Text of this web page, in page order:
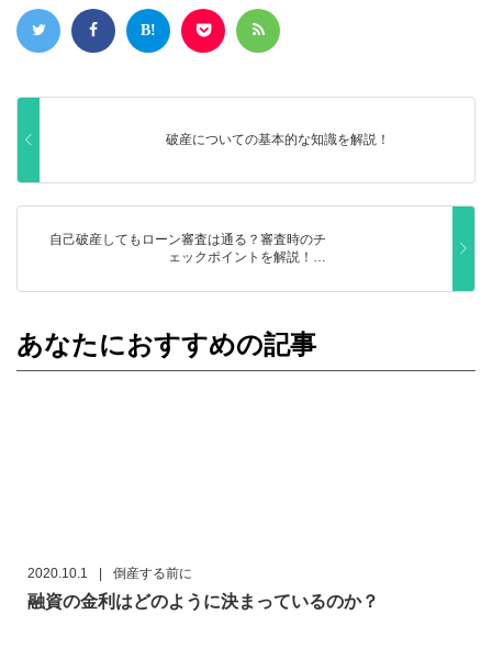
破産についての基本的な知識を解説！
自己破産してもローン審査は通る？審査時のチ
ェックポイントを解説！…
あなたにおすすめの記事
2020.10.1 | 倒産する前に
融資の金利はどのように決まっているのか？